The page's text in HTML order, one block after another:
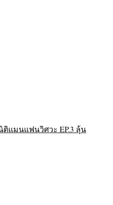
นิติแมนแฟนวิศวะ EP.3 ลุ้น